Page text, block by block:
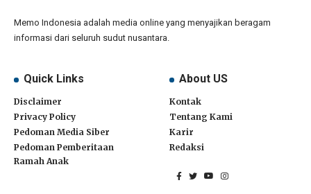
Memo Indonesia adalah media online yang menyajikan beragam
informasi dari seluruh sudut nusantara.
Quick Links
Disclaimer
Privacy Policy
Pedoman Media Siber
Pedoman Pemberitaan
Ramah Anak
About US
Kontak
Tentang Kami
Karir
Redaksi